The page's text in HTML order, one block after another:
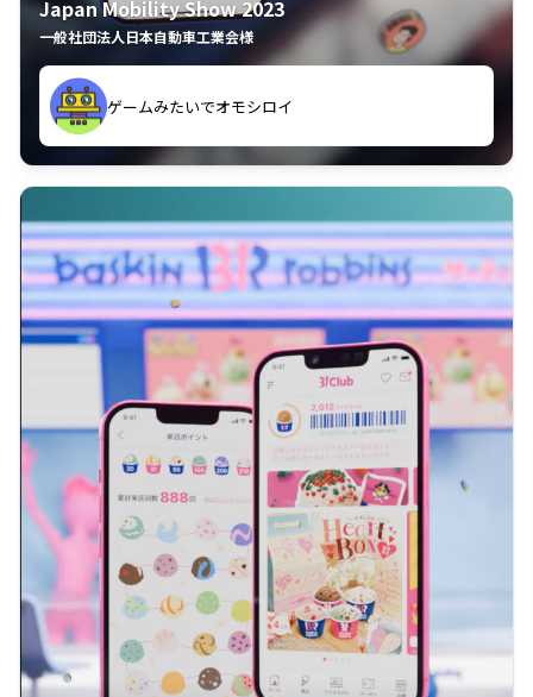
Japan Mobility Show 2023
一般社団法人日本自動車工業会様
ゲームみたいでオモシロイ
久々のモーターショーがアプリでもっと楽しめました